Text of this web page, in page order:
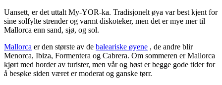
Uansett, er det uttalt My-YOR-ka. Tradisjonelt øya var best kjent for
sine solfylte strender og varmt diskoteker, men det er mye mer til
Mallorca enn sand, sjø, og sol.
Mallorca er den største av de baleariske øyene , de andre blir
Menorca, Ibiza, Formentera og Cabrera. Om sommeren er Mallorca
kjørt med horder av turister, men vår og høst er begge gode tider for
å besøke siden været er moderat og ganske tørr.